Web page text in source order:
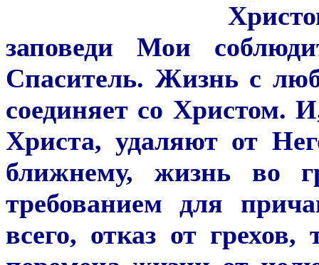
заповеди Мои
Спаситель. Жизнь с
соединяет со Христом.
Христа, удаляют от
ближнему, жизнь во
требованием для
всего, отказ от